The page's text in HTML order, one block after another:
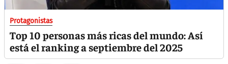
Protagonistas
Top 10 personas más ricas del mundo: Así
está el ranking a septiembre del 2025